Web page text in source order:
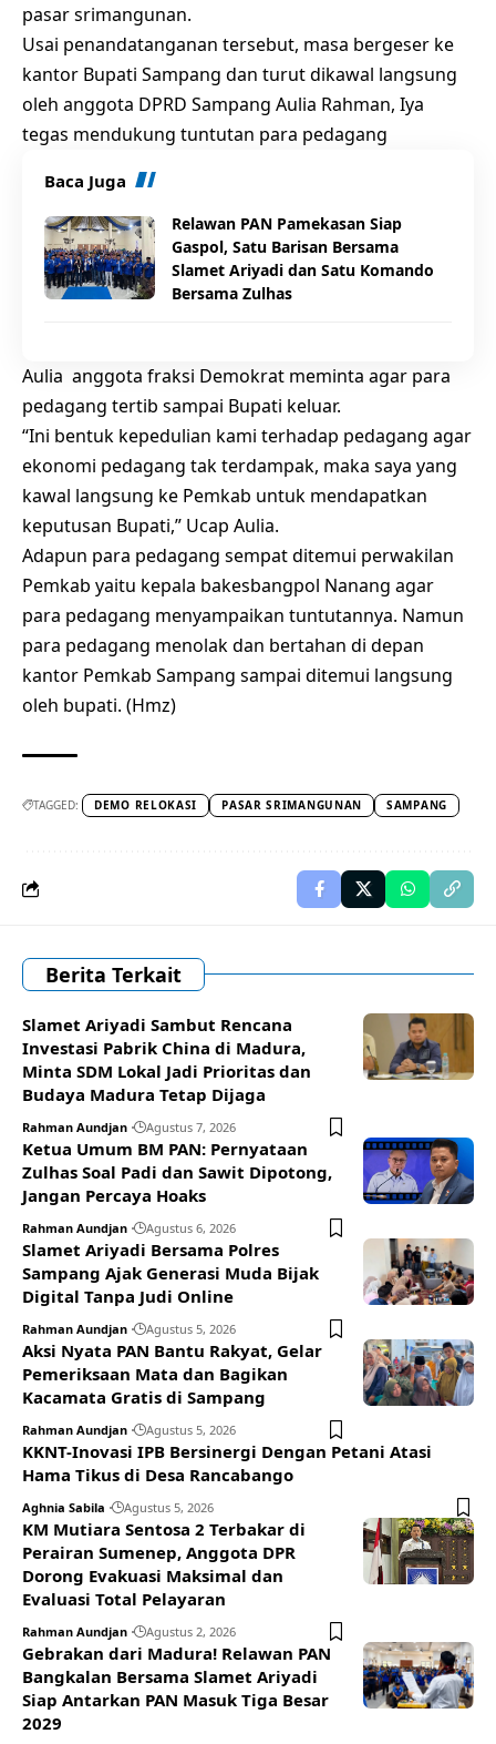
pasar srimangunan.
Usai penandatanganan tersebut, masa bergeser ke
kantor Bupati Sampang dan turut dikawal langsung
oleh anggota DPRD Sampang Aulia Rahman, Iya
tegas mendukung tuntutan para pedagang
Baca Juga
Relawan PAN Pamekasan Siap
Gaspol, Satu Barisan Bersama
Slamet Ariyadi dan Satu Komando
Bersama Zulhas
Aulia anggota fraksi Demokrat meminta agar para
pedagang tertib sampai Bupati keluar.
“Ini bentuk kepedulian kami terhadap pedagang agar
ekonomi pedagang tak terdampak, maka saya yang
kawal langsung ke Pemkab untuk mendapatkan
keputusan Bupati,” Ucap Aulia.
Adapun para pedagang sempat ditemui perwakilan
Pemkab yaitu kepala bakesbangpol Nanang agar
para pedagang menyampaikan tuntutannya. Namun
para pedagang menolak dan bertahan di depan
kantor Pemkab Sampang sampai ditemui langsung
oleh bupati. (Hmz)
TAGGED: DEMO RELOKASI PASAR SRIMANGUNAN SAMPANG
Berita Terkait
Slamet Ariyadi Sambut Rencana
Investasi Pabrik China di Madura,
Minta SDM Lokal Jadi Prioritas dan
Budaya Madura Tetap Dijaga
Rahman Aundjan Agustus 7, 2026
Ketua Umum BM PAN: Pernyataan
Zulhas Soal Padi dan Sawit Dipotong,
Jangan Percaya Hoaks
Rahman Aundjan Agustus 6, 2026
Slamet Ariyadi Bersama Polres
Sampang Ajak Generasi Muda Bijak
Digital Tanpa Judi Online
Rahman Aundjan Agustus 5, 2026
Aksi Nyata PAN Bantu Rakyat, Gelar
Pemeriksaan Mata dan Bagikan
Kacamata Gratis di Sampang
Rahman Aundjan Agustus 5, 2026
KKNT-Inovasi IPB Bersinergi Dengan Petani Atasi
Hama Tikus di Desa Rancabango
Aghnia Sabila Agustus 5, 2026
KM Mutiara Sentosa 2 Terbakar di
Perairan Sumenep, Anggota DPR
Dorong Evakuasi Maksimal dan
Evaluasi Total Pelayaran
Rahman Aundjan Agustus 2, 2026
Gebrakan dari Madura! Relawan PAN
Bangkalan Bersama Slamet Ariyadi
Siap Antarkan PAN Masuk Tiga Besar
2029